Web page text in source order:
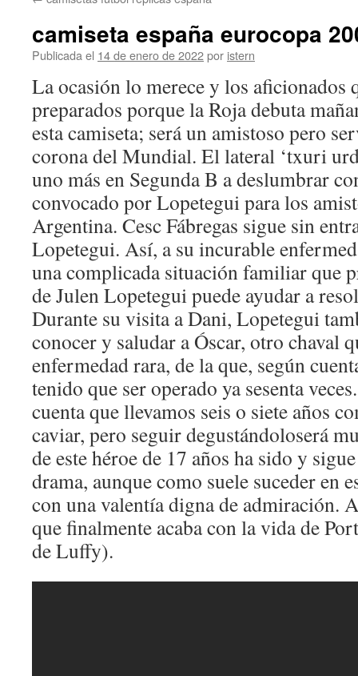
camiseta españa eurocopa
Publicada el 14 de enero de 2022por istern
La ocasión lo merece y los aficionados
preparados porque la Roja debuta
esta camiseta; será un amistoso pero
corona del Mundial. El lateral ‘txuri
uno más en Segunda B a deslumbrar
convocado por Lopetegui para los
Argentina. Cesc Fábregas sigue sin
Lopetegui. Así, a su incurable
una complicada situación familiar que
de Julen Lopetegui puede ayudar a
Durante su visita a Dani, Lopetegui
conocer y saludar a Óscar, otro chaval
enfermedad rara, de la que, según
tenido que ser operado ya sesenta
cuenta que llevamos seis o siete años
caviar, pero seguir degustándoloserá
de este héroe de 17 años ha sido y
drama, aunque como suele suceder en
con una valentía digna de admiración.
que finalmente acaba con la vida de
de Luffy).